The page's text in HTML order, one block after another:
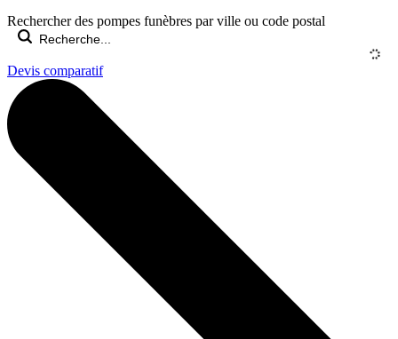
Rechercher des pompes funèbres par ville ou code postal
Devis comparatif